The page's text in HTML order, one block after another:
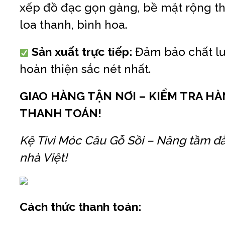
xếp đồ đạc gọn gàng, bề mặt rộng
loa thanh, bình hoa.
Sản xuất trực tiếp: Đảm bảo chất
hoàn thiện sắc nét nhất.
GIAO HÀNG TẬN NƠI – KIỂM TRA
THANH TOÁN!
Kệ Tivi Móc Câu Gỗ Sồi – Nâng tầm
nhà Việt!
Cách thức thanh toán: